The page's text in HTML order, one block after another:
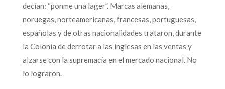
decían: “ponme una lager”. Marcas alemanas,
noruegas, norteamericanas, francesas, portuguesas,
españolas y de otras nacionalidades trataron, durante
la Colonia de derrotar a las inglesas en las ventas y
alzarse con la supremacía en el mercado nacional. No
lo lograron.